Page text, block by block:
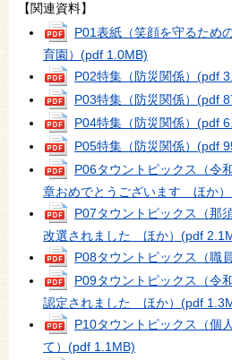
【関連資料】
P01表紙（笑顔を守るた
育園） (pdf 1.0MB)
P02特集（防災関係） (pdf
P03特集（防災関係） (pdf
P04特集（防災関係） (pdf
P05特集（防災関係） (pdf
P06タウントピックス（令
章おめでとうございます ほか）
P07タウントピックス（那
改選されました ほか） (pdf
P08タウントピックス（職
P09タウントピックス（令
認定されました ほか） (pdf
P10タウントピックス（個
て） (pdf 1.1MB)